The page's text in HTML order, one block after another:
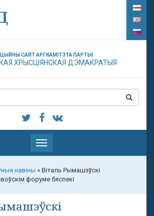
САЙТ АРГКАМІТЭТА ПАРТЫІ
ХРЫСЦІЯНСКАЯ ДЭМАКРАТЫЯ
Паказаць
меню
навіны » Віталь Рымашэўскі
форуме бяспекі